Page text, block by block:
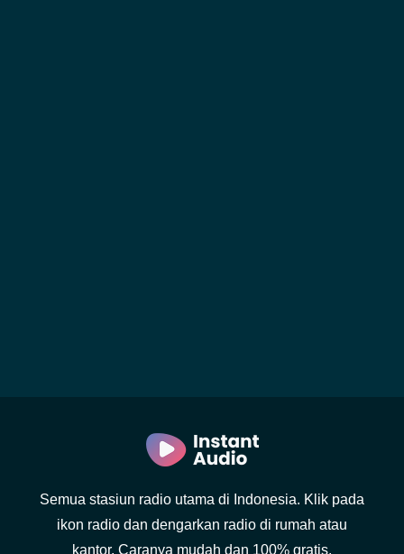
Semua stasiun radio utama di Indonesia. Klik pada
ikon radio dan dengarkan radio di rumah atau
kantor. Caranya mudah dan 100% gratis.